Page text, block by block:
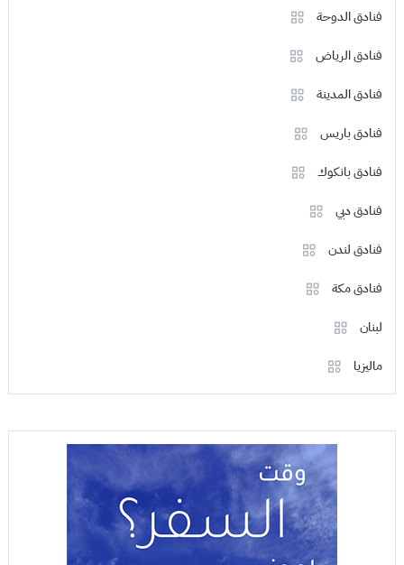
فنادق الدوحة
فنادق الرياض
فنادق المدينة
فنادق باريس
فنادق بانكوك
فنادق دبي
فنادق لندن
فنادق مكة
لبنان
ماليزيا